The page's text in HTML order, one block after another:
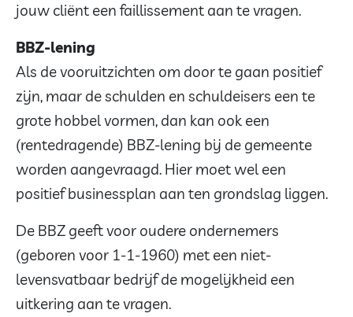
jouw cliënt een faillissement aan te vragen.
BBZ-lening
Als de vooruitzichten om door te gaan positief
zijn, maar de schulden en schuldeisers een te
grote hobbel vormen, dan kan ook een
(rentedragende) BBZ-lening bij de gemeente
worden aangevraagd. Hier moet wel een
positief businessplan aan ten grondslag liggen.
De BBZ geeft voor oudere ondernemers
(geboren voor 1-1-1960) met een niet-
levensvatbaar bedrijf de mogelijkheid een
uitkering aan te vragen.